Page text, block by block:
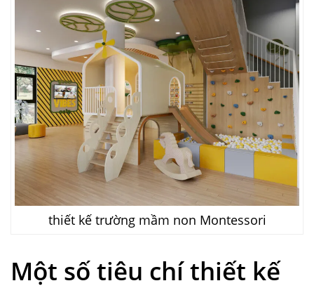
thiết kế trường mầm non Montessori
Một số tiêu chí thiết kế